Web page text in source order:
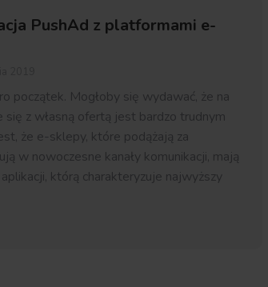
PushAd z platformami e-
początek. Mogłoby się wydawać, że na
z własną ofertą jest bardzo trudnym
że e-sklepy, które podążają za
w nowoczesne kanały komunikacji, mają
którą charakteryzuje najwyższy